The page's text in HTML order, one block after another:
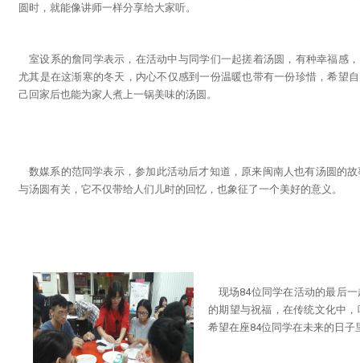
圆时，就能像讲师一样分享给大家听。
室设系的詹同学表示，在活动中与同学们一起搓着汤圆，有种幸福感，
尤其是在这渐寒的冬天，内心不仅感到一份温暖也带有一份珍惜，希望自
己回家后也能为家人煮上一锅美味的汤圆。
数媒系的范同学表示，参加此活动后才知道，原来闽南人也有汤圆的
与汤圆有关，它不仅带给人们儿时的回忆，也象征了一个美好的意义。
现场84位同学在活动的最后
的期望与祝福，在传统文化中
希望在座84位同学在未来的日子